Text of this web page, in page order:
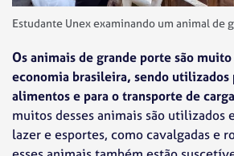
Estudante Unex examinando um animal de
Os animais de grande porte são
economia brasileira, sendo utilizados
alimentos e para o transporte de
muitos desses animais são utilizados
lazer e esportes, como cavalgadas e